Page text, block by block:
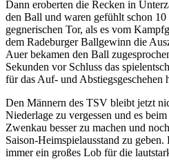
Dann eroberten die Recken in
den Ball und waren gefühlt schon
gegnerischen Tor, als es vom
dem Radeburger Ballgewinn die
Auer bekamen den Ball
Sekunden vor Schluss das
für das Auf- und Abstiegsgeschehen
Den Männern des TSV bleibt jetzt
Niederlage zu vergessen und es
Zwenkau besser zu machen und
Saison-Heimspielausstand zu
immer ein großes Lob für die